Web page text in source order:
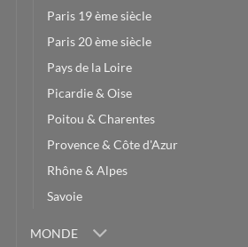
Paris 19 ème siècle
Paris 20 ème siècle
Pays de la Loire
Picardie & Oise
Poitou & Charentes
Provence & Côte d'Azur
Rhône & Alpes
Savoie
MONDE